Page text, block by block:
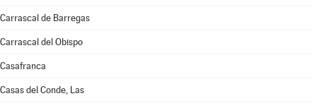
Carrascal de Barregas
Carrascal del Obispo
Casafranca
Casas del Conde, Las